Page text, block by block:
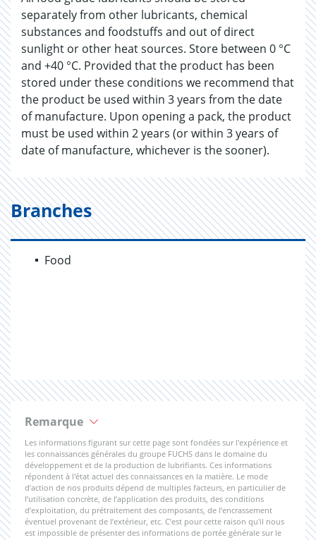
separately from other lubricants, chemical
substances and foodstuffs and out of direct
sunlight or other heat sources. Store between 0 °C
and +40 °C. Provided that the product has been
stored under these conditions we recommend that
the product be used within 3 years from the date
of manufacture. Upon opening a pack, the product
must be used within 2 years (or within 3 years of
date of manufacture, whichever is the sooner).
Branches
Food
Remarque
Les informations figurant sur cette page sont fondées sur l'expérience et
les connaissances générales du groupe FUCHS dans le domaine du
développement et de la production de lubrifiants. Ces informations
répondent à l'état actuel des connaissances en la matière. Le mode
d’action de nos produits dépend de multiples facteurs, en particulier de
l’utilisation concrète, de l’application des produits, des conditions
d’exploitation, du prétraitement des composants, de l’encrassement
éventuel provenant de l’extérieur, etc. C’est pour cette raison qu'il nous
est impossible de présenter des informations de portée générale sur le